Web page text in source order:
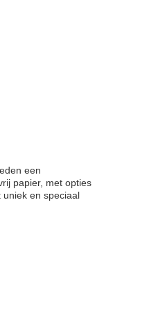
een
papier, met opties
en speciaal